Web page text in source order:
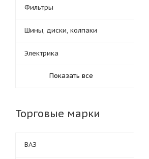
Фильтры
Шины, диски, колпаки
Электрика
Показать все
Торговые марки
ВАЗ